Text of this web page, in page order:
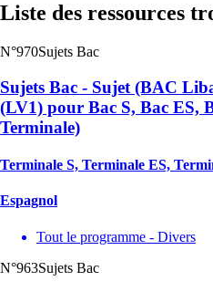
Liste des ressources
N°970Sujets Bac
Sujets Bac - Sujet (BAC
(LV1) pour Bac S, Bac ES,
Terminale)
Terminale S, Terminale ES,
Espagnol
Tout le programme - Divers
N°963Sujets Bac